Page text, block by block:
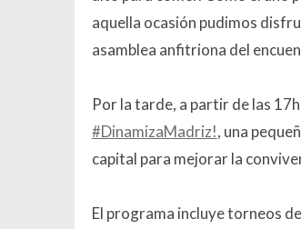
aquella ocasión pudimos
asamblea anfitriona del
Por la tarde, a partir de las
#DinamizaMadriz!, una
capital para mejorar la
El programa incluye torneos